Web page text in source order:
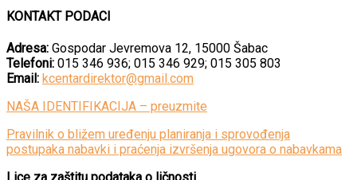
KONTAKT PODACI
Adresa: Gospodar Jevremova 12, 15000 Šabac
Telefoni: 015 346 936; 015 346 929; 015 305 803
Email: kcentardirektor@gmail.com
NAŠA IDENTIFIKACIJA – preuzmite
Pravilnik o bližem uređenju planiranja i sprovođenja
postupaka nabavki i praćenja izvršenja ugovora o nabavkama